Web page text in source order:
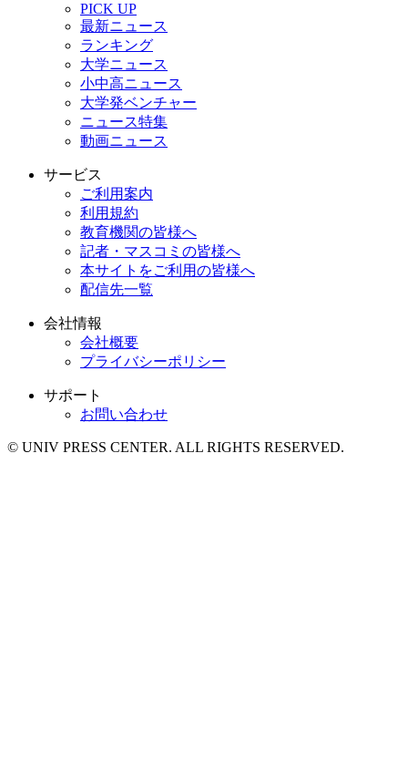
PICK UP
最新ニュース
ランキング
大学ニュース
小中高ニュース
大学発ベンチャー
ニュース特集
動画ニュース
サービス
ご利用案内
利用規約
教育機関の皆様へ
記者・マスコミの皆様へ
本サイトをご利用の皆様へ
配信先一覧
会社情報
会社概要
プライバシーポリシー
サポート
お問い合わせ
© UNIV PRESS CENTER. ALL RIGHTS RESERVED.